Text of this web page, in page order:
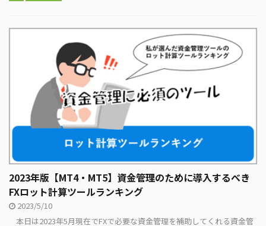
2023年版【MT4・MT5】資金管理のために導入するべき
FXロット計算ツールランキング
2023/5/10
本日は2023年5月現在でFXで必要な資金管理を補助してくれる資金管